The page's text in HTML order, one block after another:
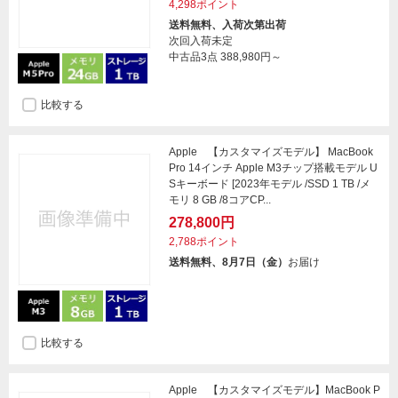
4,298ポイント
送料無料、入荷次第出荷
次回入荷未定
中古品3点 388,980円～
比較する
Apple 【カスタマイズモデル】 MacBook
Pro 14インチ Apple M3チップ搭載モデル U
Sキーボード [2023年モデル /SSD 1 TB /メ
モリ 8 GB /8コアCP...
278,800円
2,788ポイント
送料無料、8月7日（金） お届け
比較する
Apple 【カスタマイズモデル】MacBook P